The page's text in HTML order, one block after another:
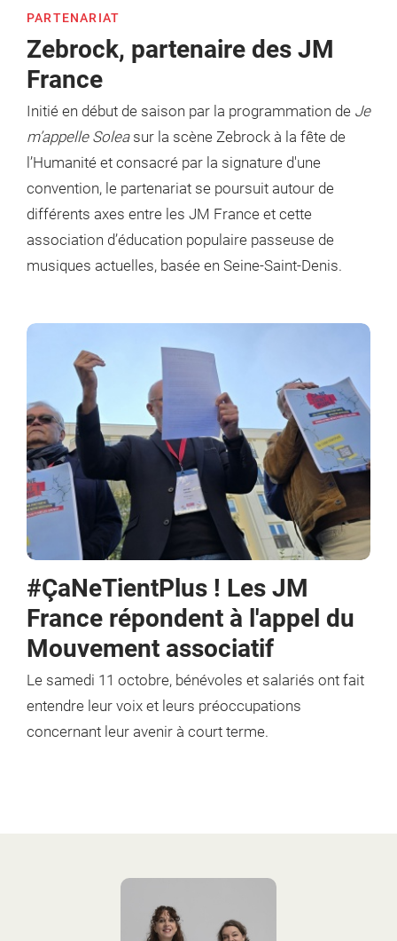
PARTENARIAT
Zebrock, partenaire des JM
France
Initié en début de saison par la programmation de Je
m’appelle Solea sur la scène Zebrock à la fête de
l’Humanité et consacré par la signature d'une
convention, le partenariat se poursuit autour de
différents axes entre les JM France et cette
association d’éducation populaire passeuse de
musiques actuelles, basée en Seine-Saint-Denis.
#ÇaNeTientPlus ! Les JM
France répondent à l'appel du
Mouvement associatif
Le samedi 11 octobre, bénévoles et salariés ont fait
entendre leur voix et leurs préoccupations
concernant leur avenir à court terme.